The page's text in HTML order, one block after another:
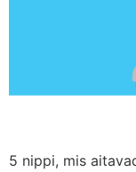
5 nippi, mis